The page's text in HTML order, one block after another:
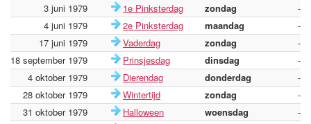
3 juni 1979
1e Pinksterdag zondag
-
4 juni 1979
2e Pinksterdag maandag
-
17 juni 1979
Vaderdag zondag
-
18 september 1979
Prinsjesdag dinsdag
-
4 oktober 1979
Dierendag donderdag
-
28 oktober 1979
Wintertijd zondag
-
31 oktober 1979
Halloween woensdag
-